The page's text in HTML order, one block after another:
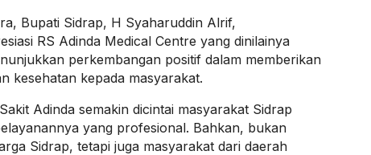
Bupati Sidrap, H Syaharuddin Alrif,
RS Adinda Medical Centre yang dinilainya
perkembangan positif dalam memberikan
kesehatan kepada masyarakat.
Adinda semakin dicintai masyarakat Sidrap
yang profesional. Bahkan, bukan
Sidrap, tetapi juga masyarakat dari daerah